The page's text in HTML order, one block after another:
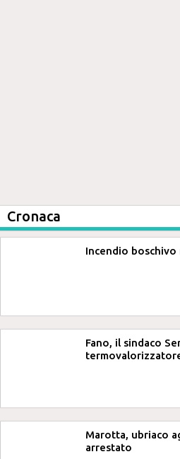
Cronaca
Incendio
Fano, il sindaco
Marotta, ubriaco
arrestato